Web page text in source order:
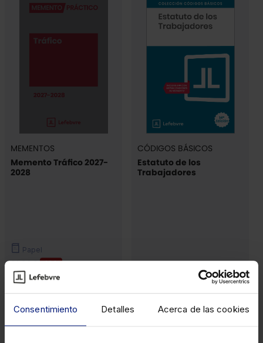
Consentimiento Detalles Acerca de las cookies
MEMENTOS
Memento Tráfico 2027-
2028
Papel
81,00€ -10%
72,90€
CÓDIGOS BÁSICOS
Estatuto de los
Trabajadores